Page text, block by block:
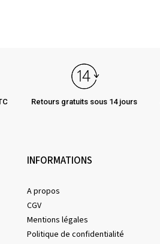
Retours gratuits sous 14 jours
INFORMATIONS
A propos
CGV
Mentions légales
Politique de confidentialité